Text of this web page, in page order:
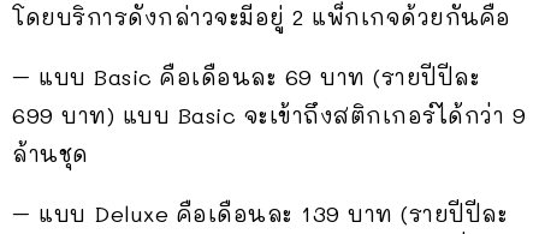
โดยบริการดังกล่าวจะมีอยู่ 2 แพ็กเกจด้วยกันคือ
– แบบ Basic คือเดือนละ 69 บาท (รายปีปีละ
699 บาท) แบบ Basic จะเข้าถึงสติกเกอร์ได้กว่า 9
ล้านชุด
– แบบ Deluxe คือเดือนละ 139 บาท (รายปีปีละ